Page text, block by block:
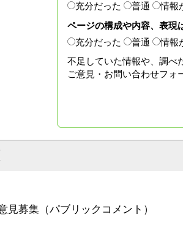
充分だった
普通
情報
ページの構成や内容、表現
充分だった
普通
情報
不足していた情報や、調べ
ご意見・お問い合わせフォ
見募集（パブリックコメント）